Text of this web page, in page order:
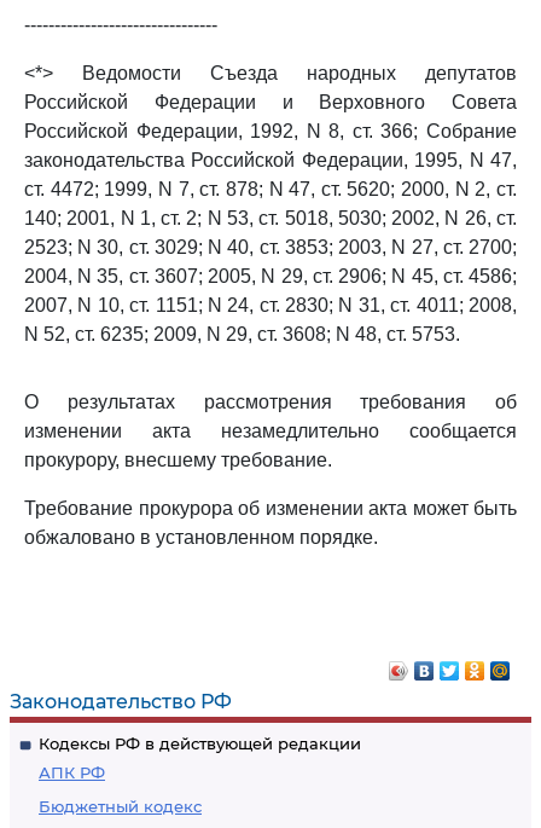
Законодательство РФ
Кодексы РФ в действующей редакции
АПК РФ
Бюджетный кодекс
--------------------------------
<*> Ведомости Съезда народных депутатов
Российской Федерации и Верховного Совета
Российской Федерации, 1992, N 8, ст. 366; Собрание
законодательства Российской Федерации, 1995, N 47,
ст. 4472; 1999, N 7, ст. 878; N 47, ст. 5620; 2000, N 2, ст.
140; 2001, N 1, ст. 2; N 53, ст. 5018, 5030; 2002, N 26, ст.
2523; N 30, ст. 3029; N 40, ст. 3853; 2003, N 27, ст. 2700;
2004, N 35, ст. 3607; 2005, N 29, ст. 2906; N 45, ст. 4586;
2007, N 10, ст. 1151; N 24, ст. 2830; N 31, ст. 4011; 2008,
N 52, ст. 6235; 2009, N 29, ст. 3608; N 48, ст. 5753.
О результатах рассмотрения требования об
изменении акта незамедлительно сообщается
прокурору, внесшему требование.
Требование прокурора об изменении акта может быть
обжаловано в установленном порядке.